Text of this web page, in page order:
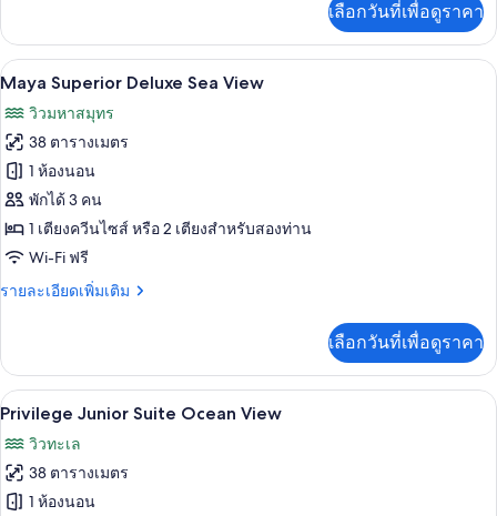
ทวิน
(Suite,
Nature
View)
เกี่ยว
กับ
ห้อง
เนียร์
ดับเบิล
หรือ
ทวิ
น
(Suite,
Nature
View)
เลือกวันที่เพื่อดูราคา
เปิด
ภาพถ่าย
ทั้งหมด
ของ
Maya
Superior
Deluxe
View
Maya Superior Deluxe Sea View |
6
Maya Superior Deluxe Sea View
วิวมหาสมุทร
38 ตารางเมตร
1 ห้องนอน
พักได้ 3 คน
1 เตียงควีนไซส์ หรือ 2 เตียงสำหรับสองท่าน
Wi-Fi ฟรี
รายละเอียดเพิ่มเติม
ราย
เกี่ยว
กับ
Maya
Superior
Deluxe
Sea
View
เลือกวันที่เพื่อดูราคา
เปิด
ภาพถ่าย
ทั้งหมด
ของ
Privilege Junior Suite Ocean View |
5
Privilege Junior Suite Ocean View
วิวทะเล
38 ตารางเมตร
1 ห้องนอน